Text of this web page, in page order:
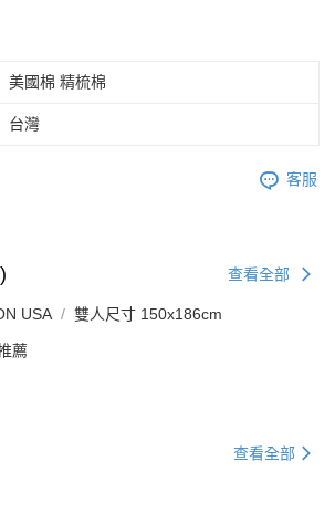
美國棉 精梳棉
台灣
客服
查看全部
USA 雙人尺寸 150x186cm
薦
查看全部